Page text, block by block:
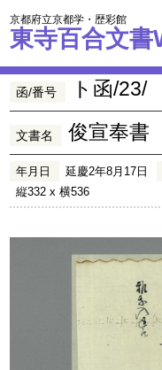
京都府立京都学・歴彩館
東寺百合文書
函/番号 ト函/23/
文書名 俊宣奉書
年月日 延慶2年8月17日
縦332 x 横536